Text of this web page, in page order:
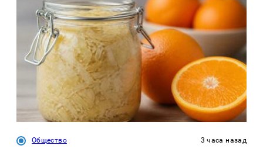
Общество 3 часа назад